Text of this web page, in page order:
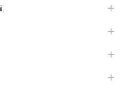
です🩵
発送のタイミングまで一つ